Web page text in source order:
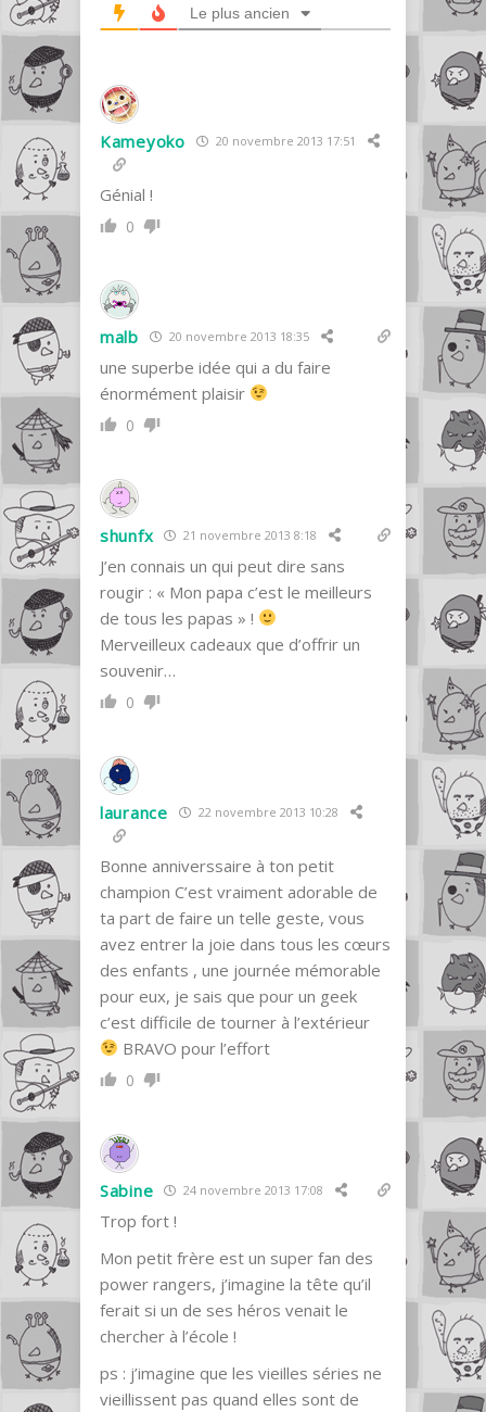
Le plus ancien
Kameyoko 20 novembre 2013 17:51
Génial !
0
malb 20 novembre 2013 18:35
une superbe idée qui a du faire
énormément plaisir
0
shunfx 21 novembre 2013 8:18
J’en connais un qui peut dire sans
rougir : « Mon papa c’est le meilleurs
de tous les papas » !
Merveilleux cadeaux que d’offrir un
souvenir…
0
laurance 22 novembre 2013 10:28
Bonne anniverssaire à ton petit
champion C’est vraiment adorable de
ta part de faire un telle geste, vous
avez entrer la joie dans tous les cœurs
des enfants , une journée mémorable
pour eux, je sais que pour un geek
c’est difficile de tourner à l’extérieur
BRAVO pour l’effort
0
Sabine 24 novembre 2013 17:08
Trop fort !
Mon petit frère est un super fan des
power rangers, j’imagine la tête qu’il
ferait si un de ses héros venait le
chercher à l’école !
ps : j’imagine que les vieilles séries ne
vieillissent pas quand elles sont de